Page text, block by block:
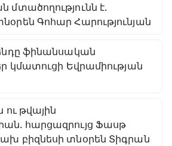
մտածողությունն է․
Գոհար Հարությունյան
ֆինանսական
կմատուցի Եվրամիության
ու թվային
հարցազրույց Ֆասթ
բիզնեսի տնօրեն Տիգրան